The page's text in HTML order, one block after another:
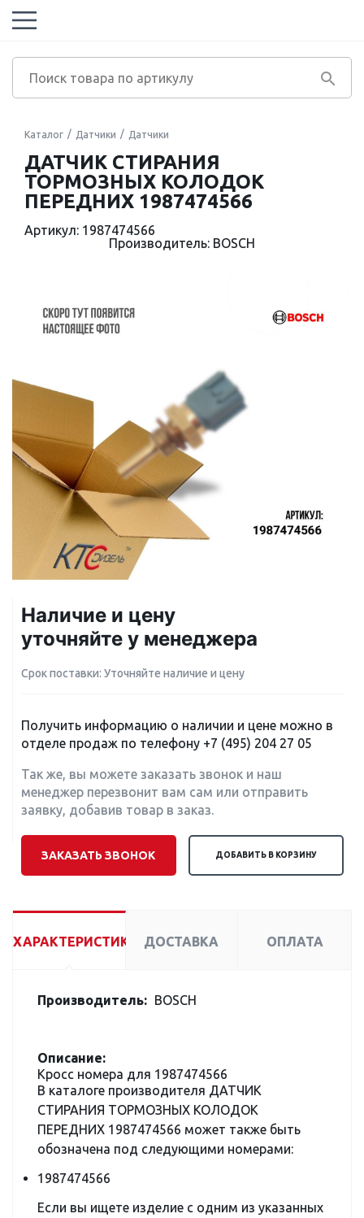
Каталог Датчики Датчики
ДАТЧИК СТИРАНИЯ
ТОРМОЗНЫХ КОЛОДОК
ПЕРЕДНИХ 1987474566
Артикул: 1987474566
Производитель: BOSCH
Наличие и цену
уточняйте у менеджера
Срок поставки: Уточняйте наличие и цену
Получить информацию о наличии и цене можно в
отделе продаж по телефону +7 (495) 204 27 05
Так же, вы можете заказать звонок и наш
менеджер перезвонит вам сам или отправить
заявку, добавив товар в заказ.
ЗАКАЗАТЬ ЗВОНОК ДОБАВИТЬ В КОРЗИНУ
ХАРАКТЕРИСТИКИ ДОСТАВКА ОПЛАТА
Производитель: BOSCH
Описание:
Кросс номера для 1987474566
В каталоге производителя ДАТЧИК
СТИРАНИЯ ТОРМОЗНЫХ КОЛОДОК
ПЕРЕДНИХ 1987474566 может также быть
обозначена под следующими номерами:
1987474566
Если вы ищете изделие с одним из указанных